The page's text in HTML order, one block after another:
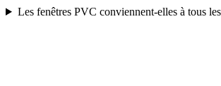
Les fenêtres PVC conviennent-elles à tous